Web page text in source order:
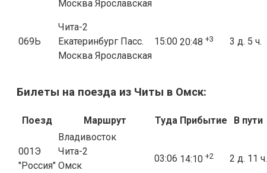
Москва Ярославская
069Ь
Чита-2
Екатеринбург Пасс.
Москва Ярославская
15:00 20:48 +3 3 д. 5 ч.
Билеты на поезда из Читы в Омск:
Поезд Маршрут Туда Прибытие В пути
001Э
"Россия"
Владивосток
Чита-2
Омск
03:06 14:10 +2 2 д. 11 ч.